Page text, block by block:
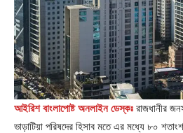
আইরিশ বাংলাপোষ্ট অনলাইন ডেস্কঃ রাজধানীর
ভাড়াটিয়া পরিষদের হিসাব মতে এর মধ্যে ৮০